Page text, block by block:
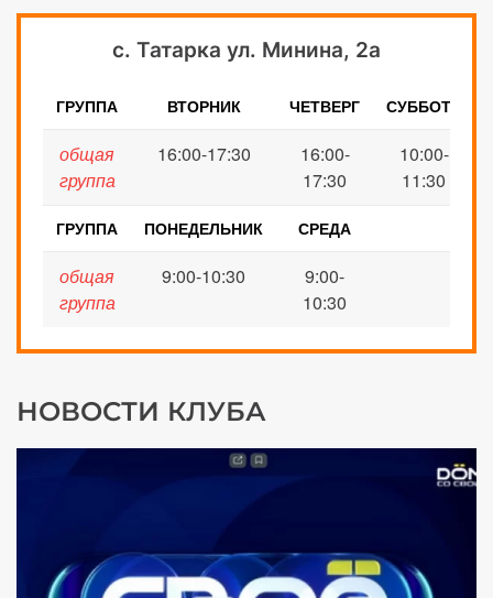
с. Татарка ул. Минина, 2а
ГРУППА ВТОРНИК ЧЕТВЕРГ СУББОТА
общая
группа
16:00-17:30
16:00-
17:30
10:00-
11:30
ГРУППА ПОНЕДЕЛЬНИК СРЕДА
общая
группа
9:00-10:30
9:00-
10:30
НОВОСТИ КЛУБА